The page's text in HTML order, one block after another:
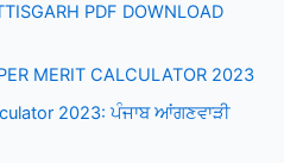
PDF DOWNLOAD
MERIT CALCULATOR 2023
2023: ਪੰਜਾਬ ਆਂਗਣਵਾੜੀ